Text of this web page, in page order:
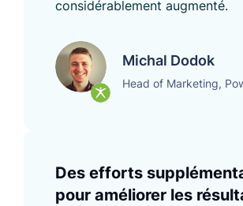
considérablement augmenté.
Michal Dodok
Head of Marketing,
Des efforts
pour améliorer les